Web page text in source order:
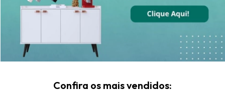
Confira os mais vendidos: